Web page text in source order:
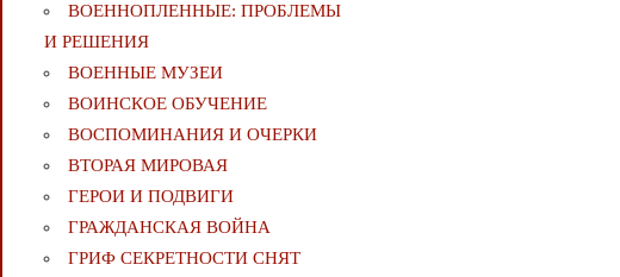
ВОЕННОПЛЕННЫЕ: ПРОБЛЕМЫ
И РЕШЕНИЯ
ВОЕННЫЕ МУЗЕИ
ВОИНСКОЕ ОБУЧЕНИЕ
ВОСПОМИНАНИЯ И ОЧЕРКИ
ВТОРАЯ МИРОВАЯ
ГЕРОИ И ПОДВИГИ
ГРАЖДАНСКАЯ ВОЙНА
ГРИФ СЕКРЕТНОСТИ СНЯТ